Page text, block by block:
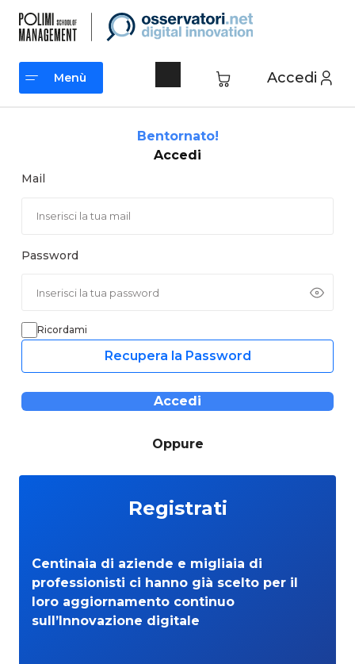
contenuto
Accedi
Menù
Bentornato!
Accedi
Mail
Password
Ricordami
Recupera la Password
Accedi
Oppure
Registrati
Centinaia di aziende e migliaia di
professionisti ci hanno già scelto per il
loro aggiornamento continuo
sull’Innovazione digitale